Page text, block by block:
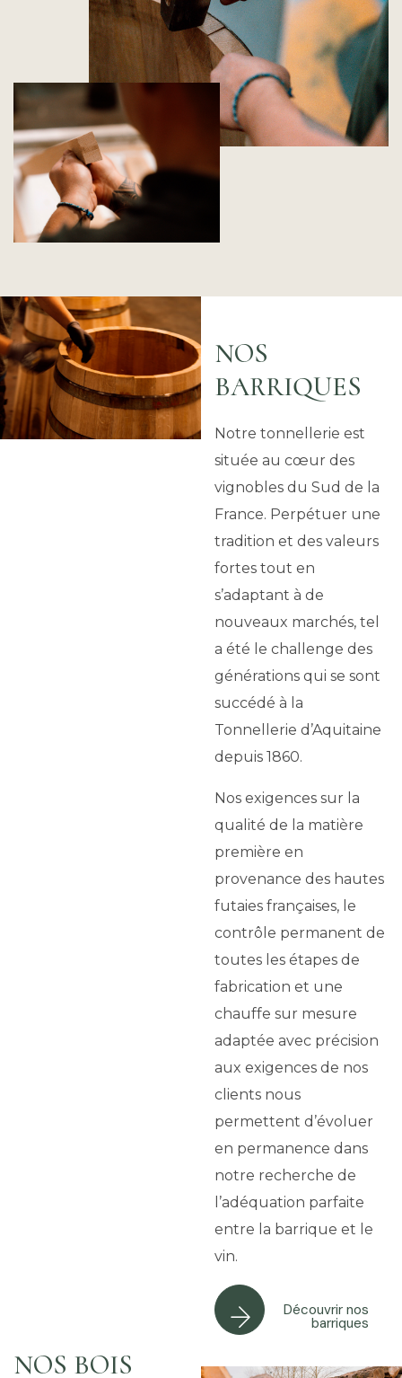
NOS
BARRIQUES
Notre tonnellerie est
située au cœur des
vignobles du Sud de la
France. Perpétuer une
tradition et des valeurs
fortes tout en
s’adaptant à de
nouveaux marchés, tel
a été le challenge des
générations qui se sont
succédé à la
Tonnellerie d’Aquitaine
depuis 1860.
Nos exigences sur la
qualité de la matière
première en
provenance des hautes
futaies françaises, le
contrôle permanent de
toutes les étapes de
fabrication et une
chauffe sur mesure
adaptée avec précision
aux exigences de nos
clients nous
permettent d’évoluer
en permanence dans
notre recherche de
l’adéquation parfaite
entre la barrique et le
vin.
Découvrir nos
barriques
NOS BOIS